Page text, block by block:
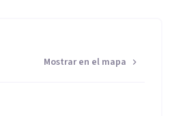
Mostrar en el mapa